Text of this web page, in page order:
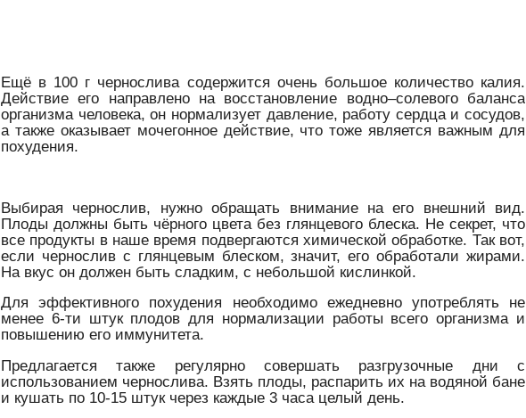
Ещё в 100 г чернослива содержится очень большое количество калия.
Действие его направлено на восстановление водно–солевого баланса
организма человека, он нормализует давление, работу сердца и сосудов,
а также оказывает мочегонное действие, что тоже является важным для
похудения.
Выбирая чернослив, нужно обращать внимание на его внешний вид.
Плоды должны быть чёрного цвета без глянцевого блеска. Не секрет, что
все продукты в наше время подвергаются химической обработке. Так вот,
если чернослив с глянцевым блеском, значит, его обработали жирами.
На вкус он должен быть сладким, с небольшой кислинкой.
Для эффективного похудения необходимо ежедневно употреблять не
менее 6-ти штук плодов для нормализации работы всего организма и
повышению его иммунитета.
Предлагается также регулярно совершать разгрузочные дни с
использованием чернослива. Взять плоды, распарить их на водяной бане
и кушать по 10-15 штук через каждые 3 часа целый день.